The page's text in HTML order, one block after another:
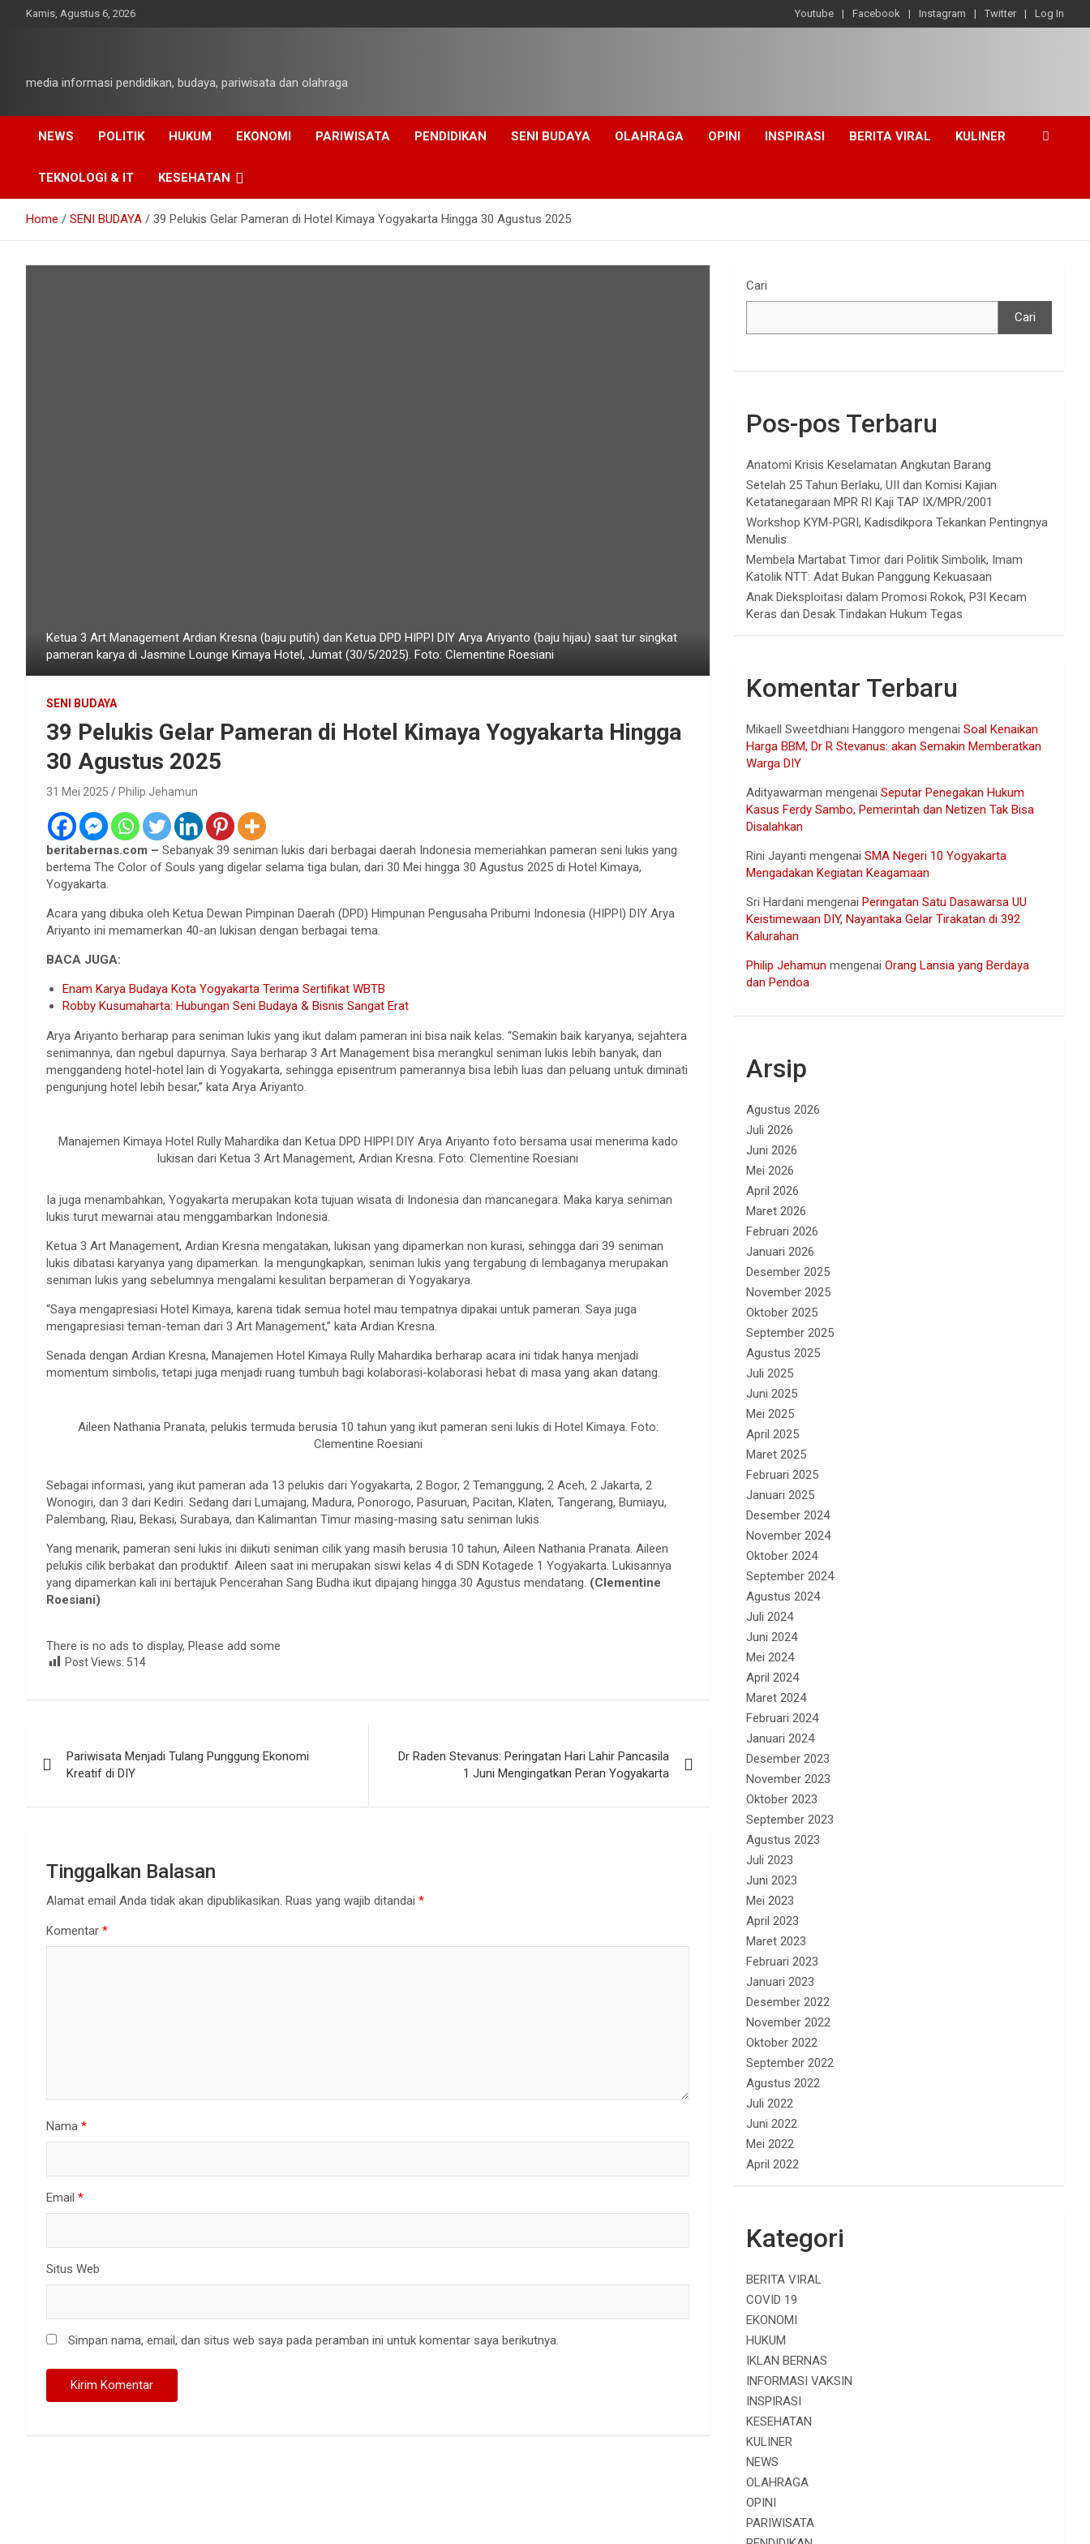
Kamis, Agustus 6, 2026 Youtube Facebook Instagram Twitter Log In
media informasi pendidikan, budaya, pariwisata dan olahraga
NEWS POLITIK HUKUM EKONOMI PARIWISATA PENDIDIKAN SENI BUDAYA OLAHRAGA OPINI INSPIRASI BERITA VIRAL KULINER
TEKNOLOGI & IT KESEHATAN
Home SENI BUDAYA 39 Pelukis Gelar Pameran di Hotel Kimaya Yogyakarta Hingga 30 Agustus 2025
Ketua 3 Art Management Ardian Kresna (baju putih) dan Ketua DPD HIPPI DIY Arya Ariyanto (baju hijau) saat tur singkat
pameran karya di Jasmine Lounge Kimaya Hotel, Jumat (30/5/2025). Foto: Clementine Roesiani
SENI BUDAYA
39 Pelukis Gelar Pameran di Hotel Kimaya Yogyakarta Hingga
30 Agustus 2025
31 Mei 2025 Philip Jehamun
beritabernas.com – Sebanyak 39 seniman lukis dari berbagai daerah Indonesia memeriahkan pameran seni lukis yang
bertema The Color of Souls yang digelar selama tiga bulan, dari 30 Mei hingga 30 Agustus 2025 di Hotel Kimaya,
Yogyakarta.
Acara yang dibuka oleh Ketua Dewan Pimpinan Daerah (DPD) Himpunan Pengusaha Pribumi Indonesia (HIPPI) DIY Arya
Ariyanto ini memamerkan 40-an lukisan dengan berbagai tema.
BACA JUGA:
Enam Karya Budaya Kota Yogyakarta Terima Sertifikat WBTB
Robby Kusumaharta: Hubungan Seni Budaya & Bisnis Sangat Erat
Arya Ariyanto berharap para seniman lukis yang ikut dalam pameran ini bisa naik kelas. “Semakin baik karyanya, sejahtera
senimannya, dan ngebul dapurnya. Saya berharap 3 Art Management bisa merangkul seniman lukis lebih banyak, dan
menggandeng hotel-hotel lain di Yogyakarta, sehingga episentrum pamerannya bisa lebih luas dan peluang untuk diminati
pengunjung hotel lebih besar,” kata Arya Ariyanto.
Manajemen Kimaya Hotel Rully Mahardika dan Ketua DPD HIPPI DIY Arya Ariyanto foto bersama usai menerima kado
lukisan dari Ketua 3 Art Management, Ardian Kresna. Foto: Clementine Roesiani
Ia juga menambahkan, Yogyakarta merupakan kota tujuan wisata di Indonesia dan mancanegara. Maka karya seniman
lukis turut mewarnai atau menggambarkan Indonesia.
Ketua 3 Art Management, Ardian Kresna mengatakan, lukisan yang dipamerkan non kurasi, sehingga dari 39 seniman
lukis dibatasi karyanya yang dipamerkan. Ia mengungkapkan, seniman lukis yang tergabung di lembaganya merupakan
seniman lukis yang sebelumnya mengalami kesulitan berpameran di Yogyakarya.
“Saya mengapresiasi Hotel Kimaya, karena tidak semua hotel mau tempatnya dipakai untuk pameran. Saya juga
mengapresiasi teman-teman dari 3 Art Management,” kata Ardian Kresna.
Senada dengan Ardian Kresna, Manajemen Hotel Kimaya Rully Mahardika berharap acara ini tidak hanya menjadi
momentum simbolis, tetapi juga menjadi ruang tumbuh bagi kolaborasi-kolaborasi hebat di masa yang akan datang.
Aileen Nathania Pranata, pelukis termuda berusia 10 tahun yang ikut pameran seni lukis di Hotel Kimaya. Foto:
Clementine Roesiani
Sebagai informasi, yang ikut pameran ada 13 pelukis dari Yogyakarta, 2 Bogor, 2 Temanggung, 2 Aceh, 2 Jakarta, 2
Wonogiri, dan 3 dari Kediri. Sedang dari Lumajang, Madura, Ponorogo, Pasuruan, Pacitan, Klaten, Tangerang, Bumiayu,
Palembang, Riau, Bekasi, Surabaya, dan Kalimantan Timur masing-masing satu seniman lukis.
Yang menarik, pameran seni lukis ini diikuti seniman cilik yang masih berusia 10 tahun, Aileen Nathania Pranata. Aileen
pelukis cilik berbakat dan produktif. Aileen saat ini merupakan siswi kelas 4 di SDN Kotagede 1 Yogyakarta. Lukisannya
yang dipamerkan kali ini bertajuk Pencerahan Sang Budha ikut dipajang hingga 30 Agustus mendatang. (Clementine
Roesiani)
There is no ads to display, Please add some
Post Views: 514
pos
Pariwisata Menjadi Tulang Punggung Ekonomi
Kreatif di DIY
Dr Raden Stevanus: Peringatan Hari Lahir Pancasila
1 Juni Mengingatkan Peran Yogyakarta
Tinggalkan Balasan
Alamat email Anda tidak akan dipublikasikan. Ruas yang wajib ditandai *
Komentar *
Nama *
Email *
Situs Web
Simpan nama, email, dan situs web saya pada peramban ini untuk komentar saya berikutnya.
Cari
Cari
Pos-pos Terbaru
Anatomi Krisis Keselamatan Angkutan Barang
Setelah 25 Tahun Berlaku, UII dan Komisi Kajian
Ketatanegaraan MPR RI Kaji TAP IX/MPR/2001
Workshop KYM-PGRI, Kadisdikpora Tekankan Pentingnya
Menulis
Membela Martabat Timor dari Politik Simbolik, Imam
Katolik NTT: Adat Bukan Panggung Kekuasaan
Anak Dieksploitasi dalam Promosi Rokok, P3I Kecam
Keras dan Desak Tindakan Hukum Tegas
Komentar Terbaru
Mikaell Sweetdhiani Hanggoro mengenaiSoal Kenaikan
Harga BBM, Dr R Stevanus: akan Semakin Memberatkan
Warga DIY
Adityawarman mengenaiSeputar Penegakan Hukum
Kasus Ferdy Sambo, Pemerintah dan Netizen Tak Bisa
Disalahkan
Rini Jayanti mengenaiSMA Negeri 10 Yogyakarta
Mengadakan Kegiatan Keagamaan
Sri Hardani mengenaiPeringatan Satu Dasawarsa UU
Keistimewaan DIY, Nayantaka Gelar Tirakatan di 392
Kalurahan
Philip Jehamun mengenaiOrang Lansia yang Berdaya
dan Pendoa
Arsip
Agustus 2026
Juli 2026
Juni 2026
Mei 2026
April 2026
Maret 2026
Februari 2026
Januari 2026
Desember 2025
November 2025
Oktober 2025
September 2025
Agustus 2025
Juli 2025
Juni 2025
Mei 2025
April 2025
Maret 2025
Februari 2025
Januari 2025
Desember 2024
November 2024
Oktober 2024
September 2024
Agustus 2024
Juli 2024
Juni 2024
Mei 2024
April 2024
Maret 2024
Februari 2024
Januari 2024
Desember 2023
November 2023
Oktober 2023
September 2023
Agustus 2023
Juli 2023
Juni 2023
Mei 2023
April 2023
Maret 2023
Februari 2023
Januari 2023
Desember 2022
November 2022
Oktober 2022
September 2022
Agustus 2022
Juli 2022
Juni 2022
Mei 2022
April 2022
Kategori
BERITA VIRAL
COVID 19
EKONOMI
HUKUM
IKLAN BERNAS
INFORMASI VAKSIN
INSPIRASI
KESEHATAN
KULINER
NEWS
OLAHRAGA
OPINI
PARIWISATA